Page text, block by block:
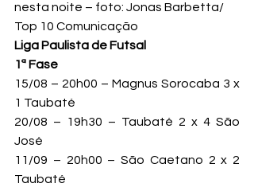
nesta noite – foto: Jonas Barbetta/
Top 10 Comunicação
Liga Paulista de Futsal
1ª Fase
15/08 – 20h00 – Magnus Sorocaba 3 x
1 Taubaté
20/08 – 19h30 – Taubaté 2 x 4 São
José
11/09 – 20h00 – São Caetano 2 x 2
Taubaté